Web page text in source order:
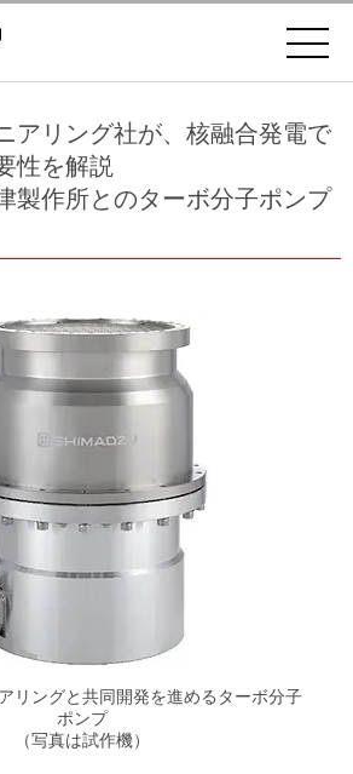
アリング社が、核融合発電で
性を解説
製作所とのターボ分子ポンプ
リングと共同開発を進めるターボ分子
ポンプ
（写真は試作機）